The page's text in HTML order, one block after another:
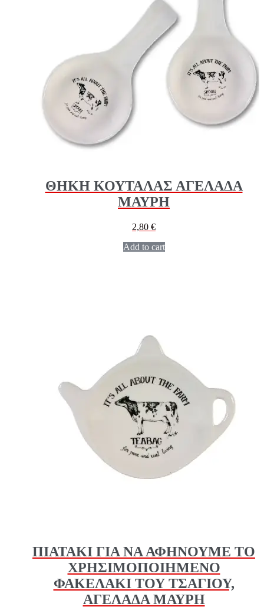
ΘΗΚΗ ΚΟΥΤΑΛΑΣ ΑΓΕΛΑΔΑ
ΜΑΥΡΗ
2,80 €
Add to cart
ΠΙΑΤΑΚΙ ΓΙΑ ΝΑ ΑΦΗΝΟΥΜΕ ΤΟ
ΧΡΗΣΙΜΟΠΟΙΗΜΕΝΟ
ΦΑΚΕΛΑΚΙ ΤΟΥ ΤΣΑΓΙΟΥ,
ΑΓΕΛΑΔΑ ΜΑΥΡΗ